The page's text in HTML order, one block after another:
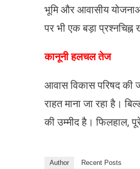
भूमि और आवासीय
पर भी एक बड़ा प्रश्नचिह्न
​कानूनी हलचल तेज
​आवास विकास परिषद की
राहत माना जा रहा है।
की उम्मीद है। फिलहाल,
Author Recent Posts